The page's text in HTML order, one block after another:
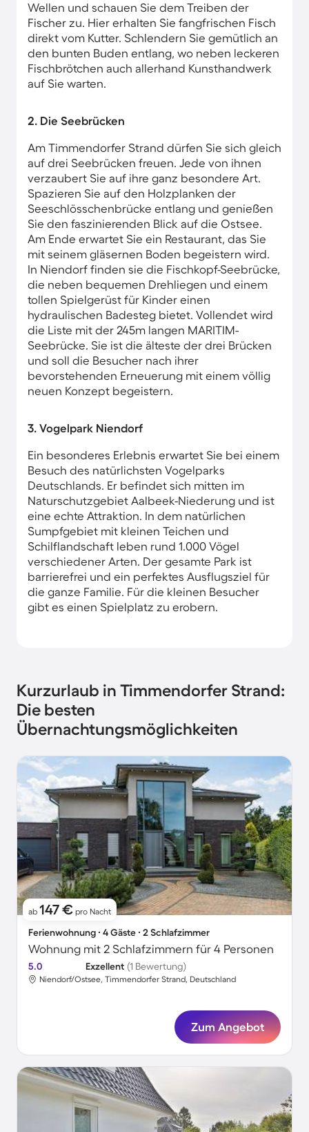
Wellen und schauen Sie dem Treiben der
Fischer zu. Hier erhalten Sie fangfrischen Fisch
direkt vom Kutter. Schlendern Sie gemütlich an
den bunten Buden entlang, wo neben leckeren
Fischbrötchen auch allerhand Kunsthandwerk
auf Sie warten.
2. Die Seebrücken
Am Timmendorfer Strand dürfen Sie sich gleich
auf drei Seebrücken freuen. Jede von ihnen
verzaubert Sie auf ihre ganz besondere Art.
Spazieren Sie auf den Holzplanken der
Seeschlösschenbrücke entlang und genießen
Sie den faszinierenden Blick auf die Ostsee.
Am Ende erwartet Sie ein Restaurant, das Sie
mit seinem gläsernen Boden begeistern wird.
In Niendorf finden sie die Fischkopf-Seebrücke,
die neben bequemen Drehliegen und einem
tollen Spielgerüst für Kinder einen
hydraulischen Badesteg bietet. Vollendet wird
die Liste mit der 245m langen MARITIM-
Seebrücke. Sie ist die älteste der drei Brücken
und soll die Besucher nach ihrer
bevorstehenden Erneuerung mit einem völlig
neuen Konzept begeistern.
3. Vogelpark Niendorf
Ein besonderes Erlebnis erwartet Sie bei einem
Besuch des natürlichsten Vogelparks
Deutschlands. Er befindet sich mitten im
Naturschutzgebiet Aalbeek-Niederung und ist
eine echte Attraktion. In dem natürlichen
Sumpfgebiet mit kleinen Teichen und
Schilflandschaft leben rund 1.000 Vögel
verschiedener Arten. Der gesamte Park ist
barrierefrei und ein perfektes Ausflugsziel für
die ganze Familie. Für die kleinen Besucher
gibt es einen Spielplatz zu erobern.
Kurzurlaub in Timmendorfer Strand:
Die besten
Übernachtungsmöglichkeiten
ab 147 € pro Nacht
Ferienwohnung ∙ 4 Gäste ∙ 2 Schlafzimmer
Wohnung mit 2 Schlafzimmern für 4 Personen
5.0 Exzellent (1 Bewertung)
Niendorf/Ostsee, Timmendorfer Strand, Deutschland
Zum Angebot